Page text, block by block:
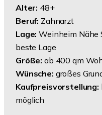
Alter: 48+
Beruf: Zahnarzt
Lage: Weinheim Nähe
beste Lage
Größe: ab 400 qm
Wünsche: großes
Kaufpreisvorstellung:
möglich